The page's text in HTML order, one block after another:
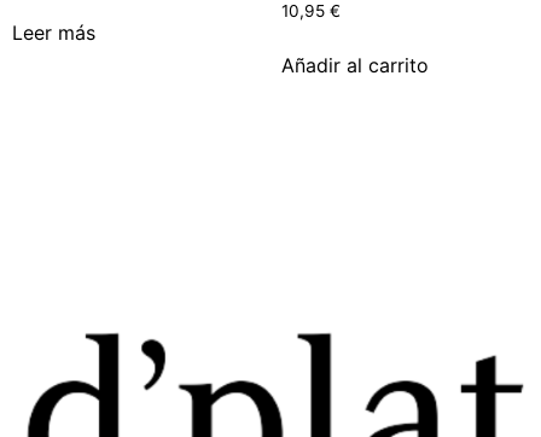
Leer más
10,95 €
Añadir al carrito